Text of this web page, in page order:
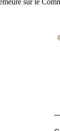
sur le